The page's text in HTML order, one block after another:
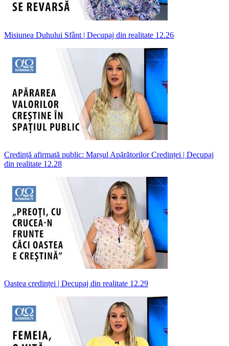
Misiunea Duhului Sfânt | Decupaj din realitate 12.26
Credință afirmată public: Marșul Apărătorilor Credinței | Decupaj
din realitate 12.28
Oastea credinței | Decupaj din realitate 12.29